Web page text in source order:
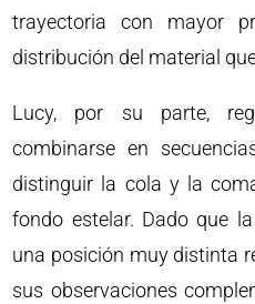
trayectoria con mayor
distribución del material
Lucy, por su parte,
combinarse en
distinguir la cola y la
fondo estelar. Dado que
una posición muy distinta
sus observaciones